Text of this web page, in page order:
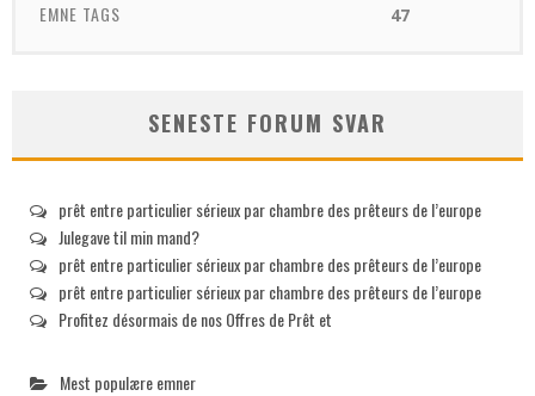
EMNE TAGS 47
SENESTE FORUM SVAR
prêt entre particulier sérieux par chambre des prêteurs de l’europe
Julegave til min mand?
prêt entre particulier sérieux par chambre des prêteurs de l’europe
prêt entre particulier sérieux par chambre des prêteurs de l’europe
Profitez désormais de nos Offres de Prêt et
Mest populære emner